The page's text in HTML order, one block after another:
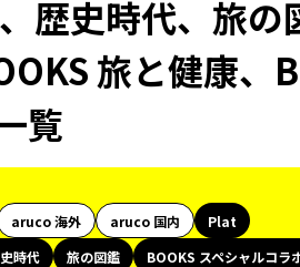
歴史時代、旅の
旅と健康、
覧
aruco 海外 aruco 国内
Plat
時代 旅の図鑑
BOOKS スペシャルコラ